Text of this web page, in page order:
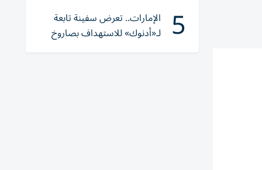
5 الإمارات.. تعرض سفينة تابعة
لـ«أدنوك» للاستهداف بصاروخ